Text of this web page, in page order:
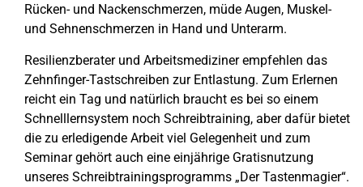
Rücken- und Nackenschmerzen, müde Augen, Muskel-
und Sehnenschmerzen in Hand und Unterarm.
Resilienzberater und Arbeitsmediziner empfehlen das
Zehnfinger-Tastschreiben zur Entlastung. Zum Erlernen
reicht ein Tag und natürlich braucht es bei so einem
Schnelllernsystem noch Schreibtraining, aber dafür bietet
die zu erledigende Arbeit viel Gelegenheit und zum
Seminar gehört auch eine einjährige Gratisnutzung
unseres Schreibtrainingsprogramms „Der Tastenmagier“.